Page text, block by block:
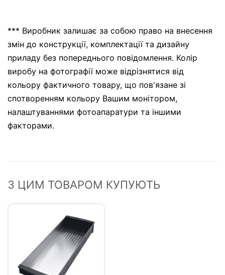
*** Виробник залишає за собою право на внесення
змін до конструкції, комплектації та дизайну
приладу без попереднього повідомлення. Колір
виробу на фотографії може відрізнятися від
кольору фактичного товару, що пов'язане зі
спотворенням кольору Вашим монітором,
налаштуваннями фотоапаратури та іншими
факторами.
З ЦИМ ТОВАРОМ КУПУЮТЬ